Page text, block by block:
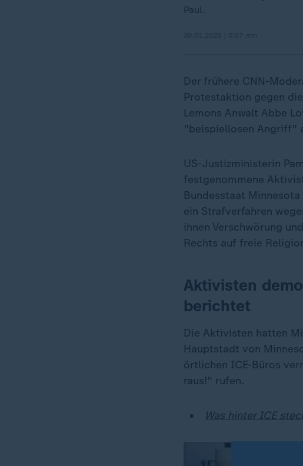
Paul.
Der frühere CNN-
Protestaktion gegen
Lemons Anwalt Abbe
"beispiellosen Angriff"
US-Justizministerin
festgenommene
Bundesstaat
ein Strafverfahren
ihnen Verschwörung
Rechts auf freie
Aktivisten
berichtet
Die Aktivisten hatten
Hauptstadt von
örtlichen ICE-Büros
raus!" rufen.
Was hinter ICE